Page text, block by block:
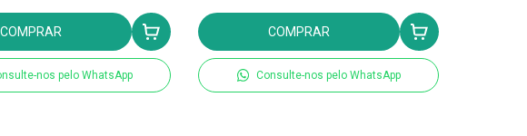
COMPRAR
nos pelo WhatsApp
COMPRAR
Consulte-nos pelo WhatsApp